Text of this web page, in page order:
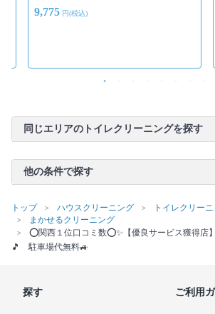
9,775 円(税込)
同じエリアのトイレクリーニングを探す
他の条件で探す
トップ ハウスクリーニング
トイレクリー
まかせるクリーニング
⭕関西１位口コミ数⭕✨【優良サービス獲得店
🎵 駐車場代無料🚙
探す ご利用